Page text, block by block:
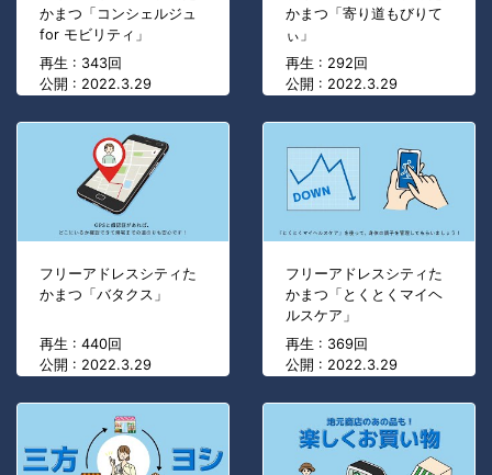
かまつ「コンシェルジュ
for モビリティ」
再生 : 343回
公開 : 2022.3.29
かまつ「寄り道もびりて
ぃ」
再生 : 292回
公開 : 2022.3.29
フリーアドレスシティた
かまつ「バタクス」
再生 : 440回
公開 : 2022.3.29
フリーアドレスシティた
かまつ「とくとくマイヘ
ルスケア」
再生 : 369回
公開 : 2022.3.29